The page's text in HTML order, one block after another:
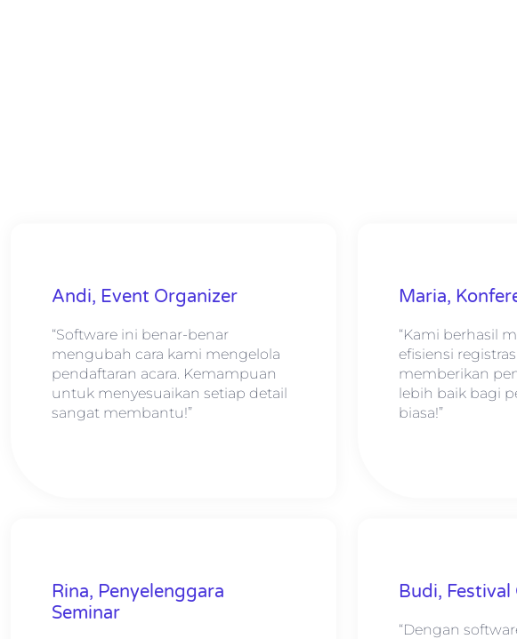
Andi, Event Organizer
“Software ini benar-benar
mengubah cara kami mengelola
pendaftaran acara. Kemampuan
untuk menyesuaikan setiap detail
sangat membantu!”
Maria,
“Kami berhasil
efisiensi
memberikan
lebih baik bagi
biasa!”
Rina, Penyelenggara
Seminar
Budi,
“Dengan